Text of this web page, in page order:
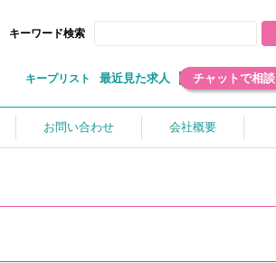
キーワード検索
キープリスト 最近見た求人 チャットで相談
お問い合わせ 会社概要